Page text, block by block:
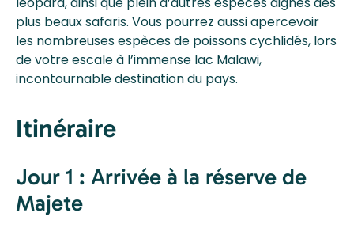
plus beaux safaris. Vous pourrez aussi apercevoir
les nombreuses espèces de poissons cychlidés, lors
de votre escale à l’immense lac Malawi,
incontournable destination du pays.
Itinéraire
Jour 1 : Arrivée à la réserve de
Majete